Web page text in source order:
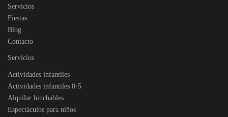
Servicios
Fiestas
Blog
Contacto
Servicios
Actividades infantiles
Actividades infantiles 0-5
Alquilar hinchables
Espectáculos para niños